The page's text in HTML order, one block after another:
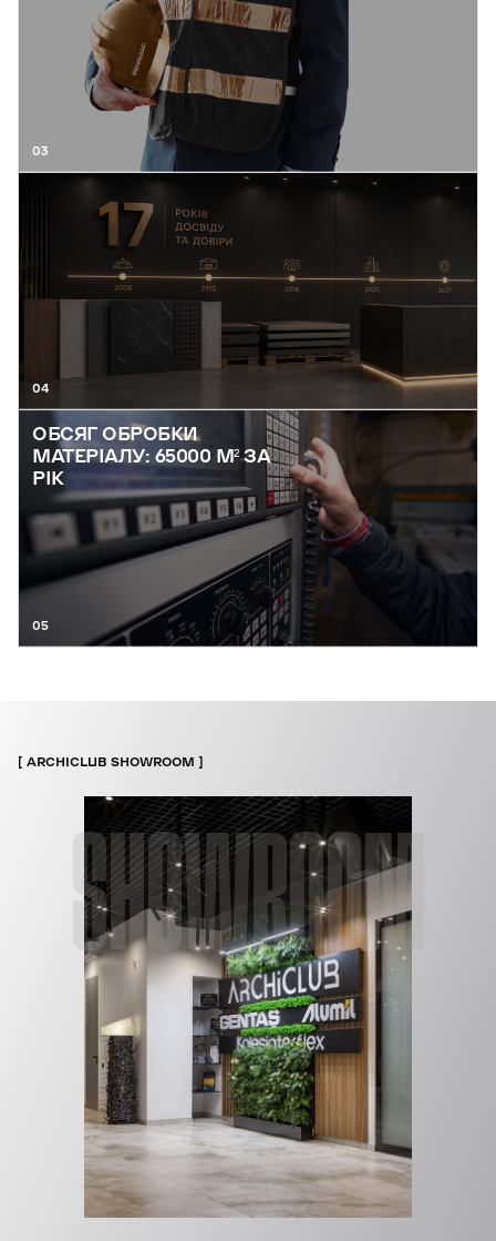
03
04
ОБСЯГ ОБРОБКИ
МАТЕРІАЛУ: 65000 М² ЗА
РІК
05
SHOWROOM
ARCHICLUB SHOWROOM